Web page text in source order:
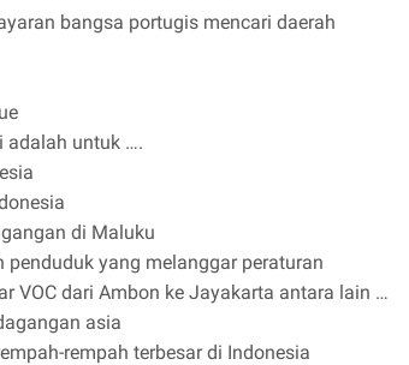
bangsa portugis mencari daerah
adalah untuk ….
di Maluku
yang melanggar peraturan
VOC dari Ambon ke Jayakarta antara lain …
asia
rempah terbesar di Indonesia